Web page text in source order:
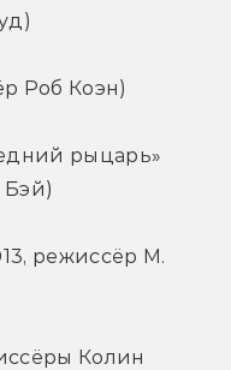
Роб Коэн)
рыцарь»
Бэй)
режиссёр М.
Колин